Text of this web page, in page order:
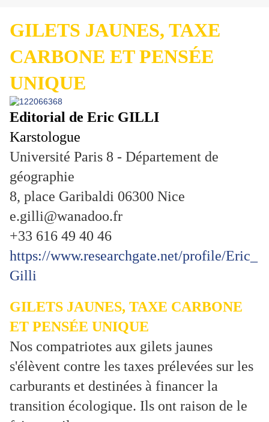
GILETS JAUNES, TAXE
CARBONE ET PENSÉE
UNIQUE
Editorial de Eric GILLI
Karstologue
Université Paris 8 - Département de
géographie
8, place Garibaldi 06300 Nice
e.gilli@wanadoo.fr
+33 616 49 40 46
https://www.researchgate.net/profile/Eric_
Gilli
GILETS JAUNES, TAXE CARBONE
ET PENSÉE UNIQUE
Nos compatriotes aux gilets jaunes
s'élèvent contre les taxes prélevées sur les
carburants et destinées à financer la
transition écologique. Ils ont raison de le